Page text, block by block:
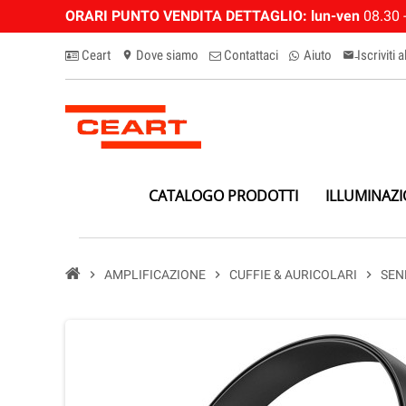
ORARI PUNTO VENDITA DETTAGLIO: lun-ven 08.30
Ceart location_on Dove siamo Contattaci Aiuto email-
Iscriviti
CATALOGO PRODOTTI
chevron_right AMPLIFICAZIONE chevron_right CUFFIE & AURICOLARI chevron_right